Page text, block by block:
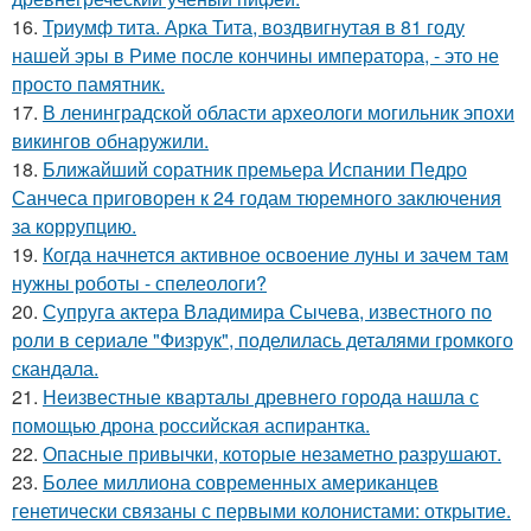
16. Триумф тита. Арка Тита, воздвигнутая в 81 году
нашей эры в Риме после кончины императора, - это не
просто памятник.
17. В ленинградской области археологи могильник эпохи
викингов обнаружили.
18. Ближайший соратник премьера Испании Педро
Санчеса приговорен к 24 годам тюремного заключения
за коррупцию.
19. Когда начнется активное освоение луны и зачем там
нужны роботы - спелеологи?
20. Супруга актера Владимира Сычева, известного по
роли в сериале "Физрук", поделилась деталями громкого
скандала.
21. Неизвестные кварталы древнего города нашла с
помощью дрона российская аспирантка.
22. Опасные привычки, которые незаметно разрушают.
23. Более миллиона современных американцев
генетически связаны с первыми колонистами: открытие.